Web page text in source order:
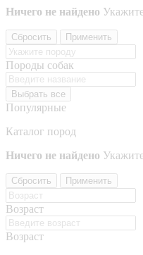
Ничего не найдено
Сбросить Применить
Породы собак
Выбрать все
Популярные
Каталог пород
Ничего не найдено
Сбросить Применить
Возраст
Возраст